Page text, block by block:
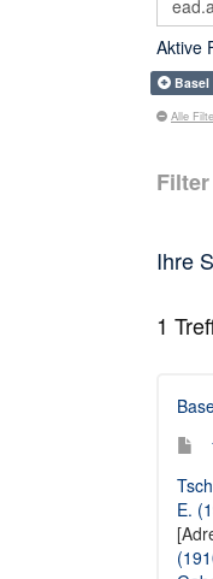
Aktive
Basel
Alle
Filter
Ihre
1
E.